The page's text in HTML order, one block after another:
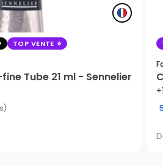
TOP VENTE
Tube 21 ml - Sennelier